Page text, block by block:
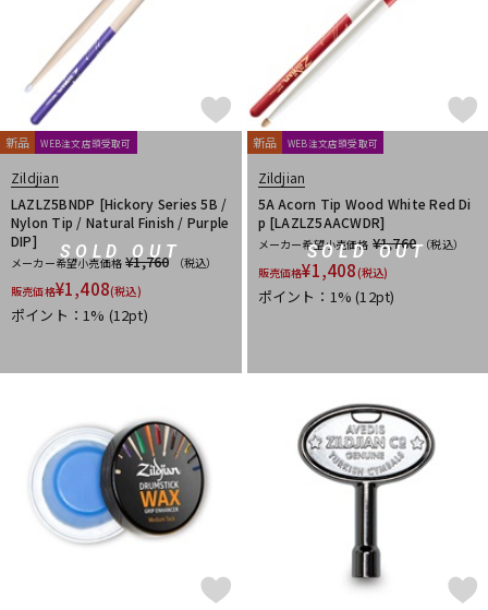
中古 ヴィンテージ
SOLD OUT
新品 WEB注文店頭受取可
Zildjian
LAZLZ5BNDP [Hickory Series 5B /
Nylon Tip / Natural Finish / Purple
DIP]
メーカー希望小売価格 ¥1,760
（税込）
販売価格¥1,408(税込)
ポイント：1% (12pt)
SOLD OUT
新品 WEB注文店頭受取可
Zildjian
5A Acorn Tip Wood White Red Di
p [LAZLZ5AACWDR]
メーカー希望小売価格 ¥1,760 （税込）
販売価格¥1,408(税込)
ポイント：1%(12pt)